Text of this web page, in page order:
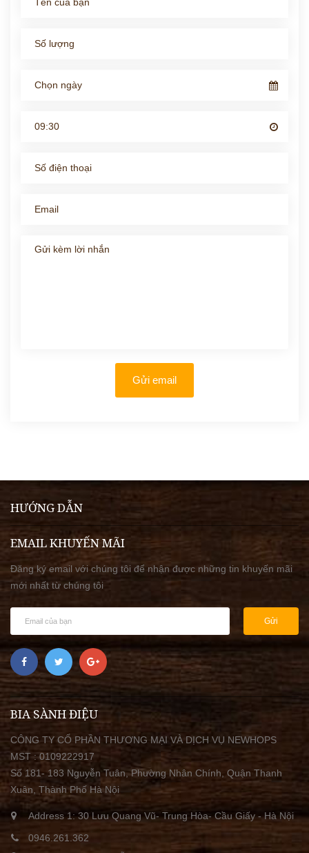
Gửi email
HƯỚNG DẪN
EMAIL KHUYẾN MÃI
Đăng ký email với chúng tôi để nhận được những tin khuyến mãi
mới nhất từ chúng tôi
Gửi
BIA SÀNH ĐIỆU
CÔNG TY CỔ PHẦN THƯƠNG MẠI VÀ DỊCH VỤ NEWHOPS
MST : 0109222917
Số 181- 183 Nguyễn Tuân, Phường Nhân Chính, Quận Thanh
Xuân, Thành Phố Hà Nội
Address 1: 30 Lưu Quang Vũ- Trung Hòa- Cầu Giấy - Hà Nội
0946.261.362